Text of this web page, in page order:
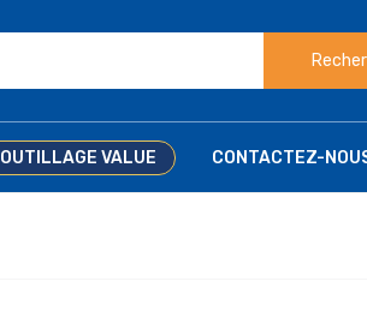
OUTILLAGE VALUE CONTACTEZ-